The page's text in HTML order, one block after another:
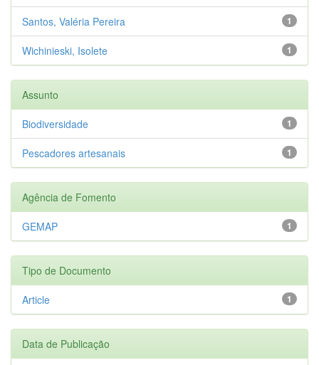
1
Santos, Valéria Pereira
1
Wichinieski, Isolete
Assunto
1
Biodiversidade
1
Pescadores artesanais
Agência de Fomento
1
GEMAP
Tipo de Documento
1
Article
Data de Publicação